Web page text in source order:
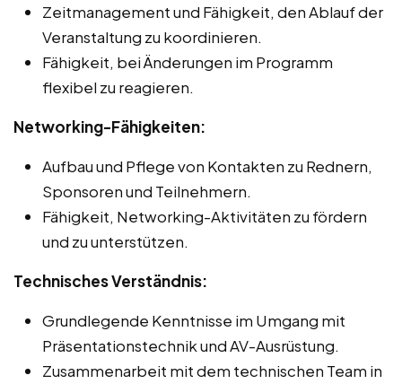
Zeitmanagement und Fähigkeit, den Ablauf der
Veranstaltung zu koordinieren.
Fähigkeit, bei Änderungen im Programm
flexibel zu reagieren.
Networking-Fähigkeiten:
Aufbau und Pflege von Kontakten zu Rednern,
Sponsoren und Teilnehmern.
Fähigkeit, Networking-Aktivitäten zu fördern
und zu unterstützen.
Technisches Verständnis:
Grundlegende Kenntnisse im Umgang mit
Präsentationstechnik und AV-Ausrüstung.
Zusammenarbeit mit dem technischen Team in